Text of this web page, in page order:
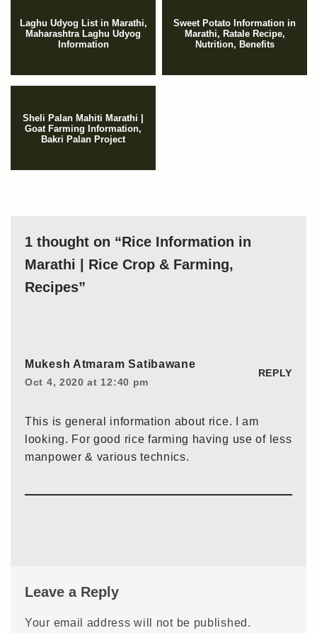
Laghu Udyog List in Marathi,
Maharashtra Laghu Udyog
Information
Sweet Potato Information in
Marathi, Ratale Recipe,
Nutrition, Benefits
Sheli Palan Mahiti Marathi |
Goat Farming Information,
Bakri Palan Project
1 thought on “Rice Information in
Marathi | Rice Crop & Farming,
Recipes”
Mukesh Atmaram Satibawane
Oct 4, 2020 at 12:40 pm
REPLY
This is general information about rice. I am
looking. For good rice farming having use of less
manpower & various technics.
Leave a Reply
Your email address will not be published.